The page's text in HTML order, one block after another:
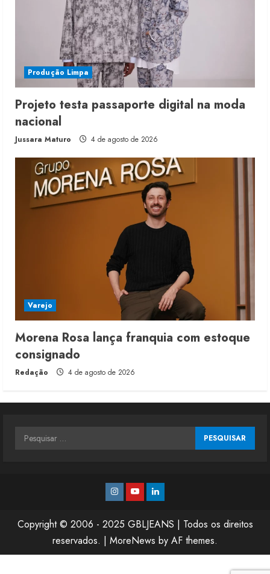
Produção Limpa
Projeto testa passaporte digital na moda
nacional
Jussara Maturo 4 de agosto de 2026
Varejo
Morena Rosa lança franquia com estoque
consignado
Redação 4 de agosto de 2026
Pesquisar
Instagram
YoutubeLinkedin
Copyright © 2006 - 2025 GBLJEANS | Todos os direitos
reservados. | MoreNews by AF themes.